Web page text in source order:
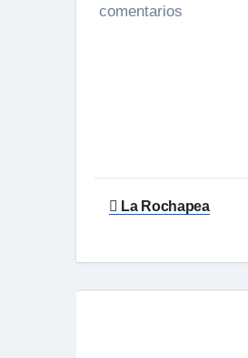
comentarios
Navegación
entradas
La Rochapea